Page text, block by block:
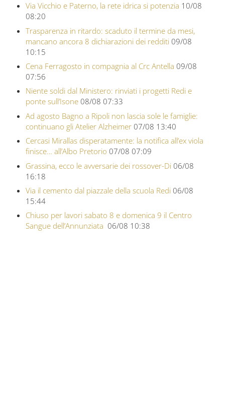
Via Vicchio e Paterno, la rete idrica si potenzia 10/08
08:20
Trasparenza in ritardo: scaduto il termine da mesi,
mancano ancora 8 dichiarazioni dei redditi 09/08
10:15
Cena Ferragosto in compagnia al Crc Antella 09/08
07:56
Niente soldi dal Ministero: rinviati i progetti Redi e
ponte sull’Isone 08/08 07:33
Ad agosto Bagno a Ripoli non lascia sole le famiglie:
continuano gli Atelier Alzheimer 07/08 13:40
Cercasi Mirallas disperatamente: la notifica all’ex viola
finisce… all’Albo Pretorio 07/08 07:09
Grassina, ecco le avversarie dei rossover-Di 06/08
16:18
Via il cemento dal piazzale della scuola Redi 06/08
15:44
Chiuso per lavori sabato 8 e domenica 9 il Centro
Sangue dell’Annunziata 06/08 10:38